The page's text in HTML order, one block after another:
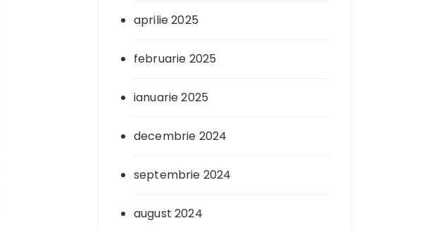
aprilie 2025
februarie 2025
ianuarie 2025
decembrie 2024
septembrie 2024
august 2024